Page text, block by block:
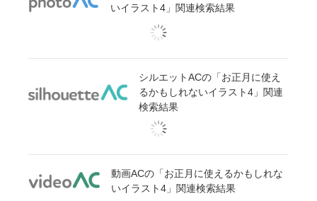
いイラスト4」関連検索結果
シルエットACの「お正月に使え
るかもしれないイラスト4」関連
検索結果
動画ACの「お正月に使えるかもしれな
いイラスト4」関連検索結果